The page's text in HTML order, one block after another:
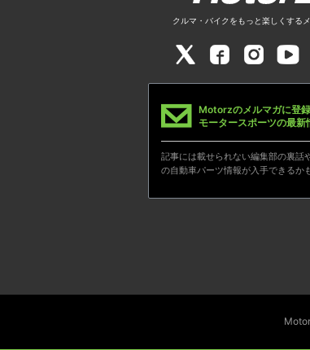
クルマ・バイクをもっと楽しくする
Motorzのメルマガに登
モータースポーツの最新
記事には載せられない編集部の裏話
の自動車パーツ情報が入手できるか